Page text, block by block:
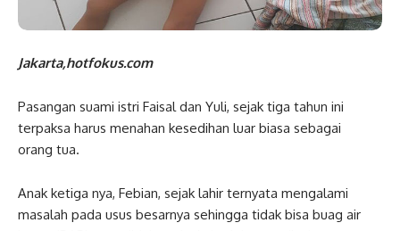
Jakarta,hotfokus.com
Pasangan suami istri Faisal dan Yuli, sejak tiga tahun ini
terpaksa harus menahan kesedihan luar biasa sebagai
orang tua.
Anak ketiga nya, Febian, sejak lahir ternyata mengalami
masalah pada usus besarnya sehingga tidak bisa buag air